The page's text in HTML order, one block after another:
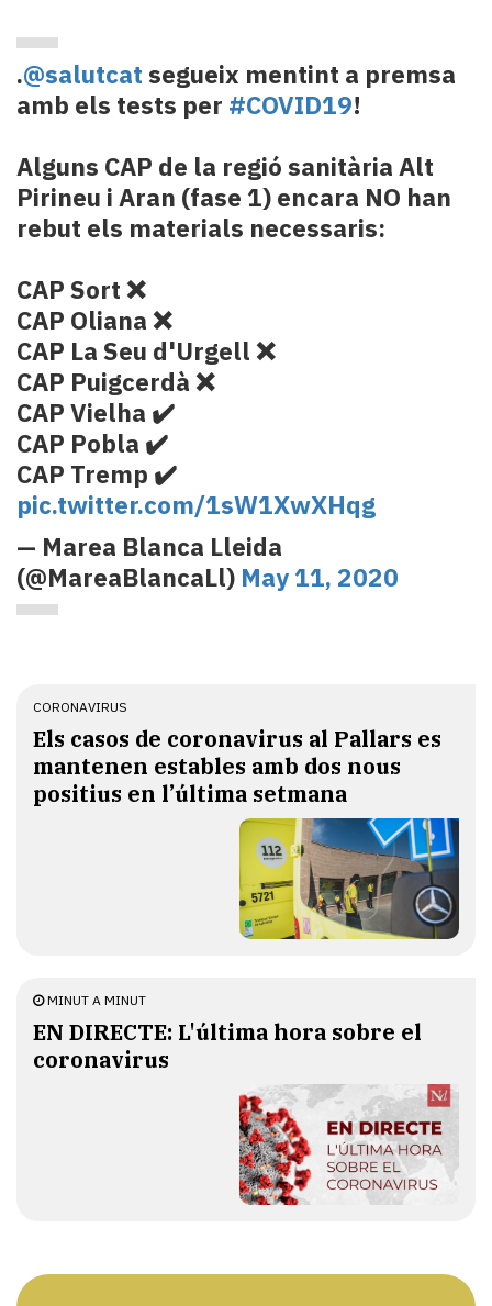
.@salutcat segueix mentint a premsa
amb els tests per #COVID19!
Alguns CAP de la regió sanitària Alt
Pirineu i Aran (fase 1) encara NO han
rebut els materials necessaris:
CAP Sort ❌
CAP Oliana ❌
CAP La Seu d'Urgell ❌
CAP Puigcerdà ❌
CAP Vielha ✔️
CAP Pobla ✔️
CAP Tremp ✔️
pic.twitter.com/1sW1XwXHqg
— Marea Blanca Lleida
(@MareaBlancaLl) May 11, 2020
CORONAVIRUS
Els casos de coronavirus al Pallars es
mantenen estables amb dos nous
positius en l’última setmana
MINUT A MINUT
EN DIRECTE: L'última hora sobre el
coronavirus